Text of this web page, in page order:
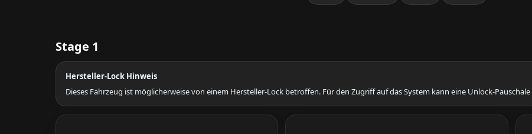
Stage 1
Hersteller-Lock Hinweis
Dieses Fahrzeug ist möglicherweise von einem Hersteller-Lock betroffen. Für den Zugriff auf das System kann eine Unlock-